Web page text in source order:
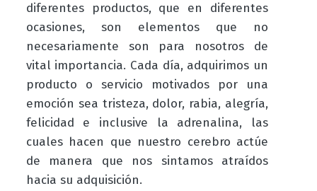
diferentes productos, que en diferentes
ocasiones, son elementos que no
necesariamente son para nosotros de
vital importancia. Cada día, adquirimos un
producto o servicio motivados por una
emoción sea tristeza, dolor, rabia, alegría,
felicidad e inclusive la adrenalina, las
cuales hacen que nuestro cerebro actúe
de manera que nos sintamos atraídos
hacia su adquisición.